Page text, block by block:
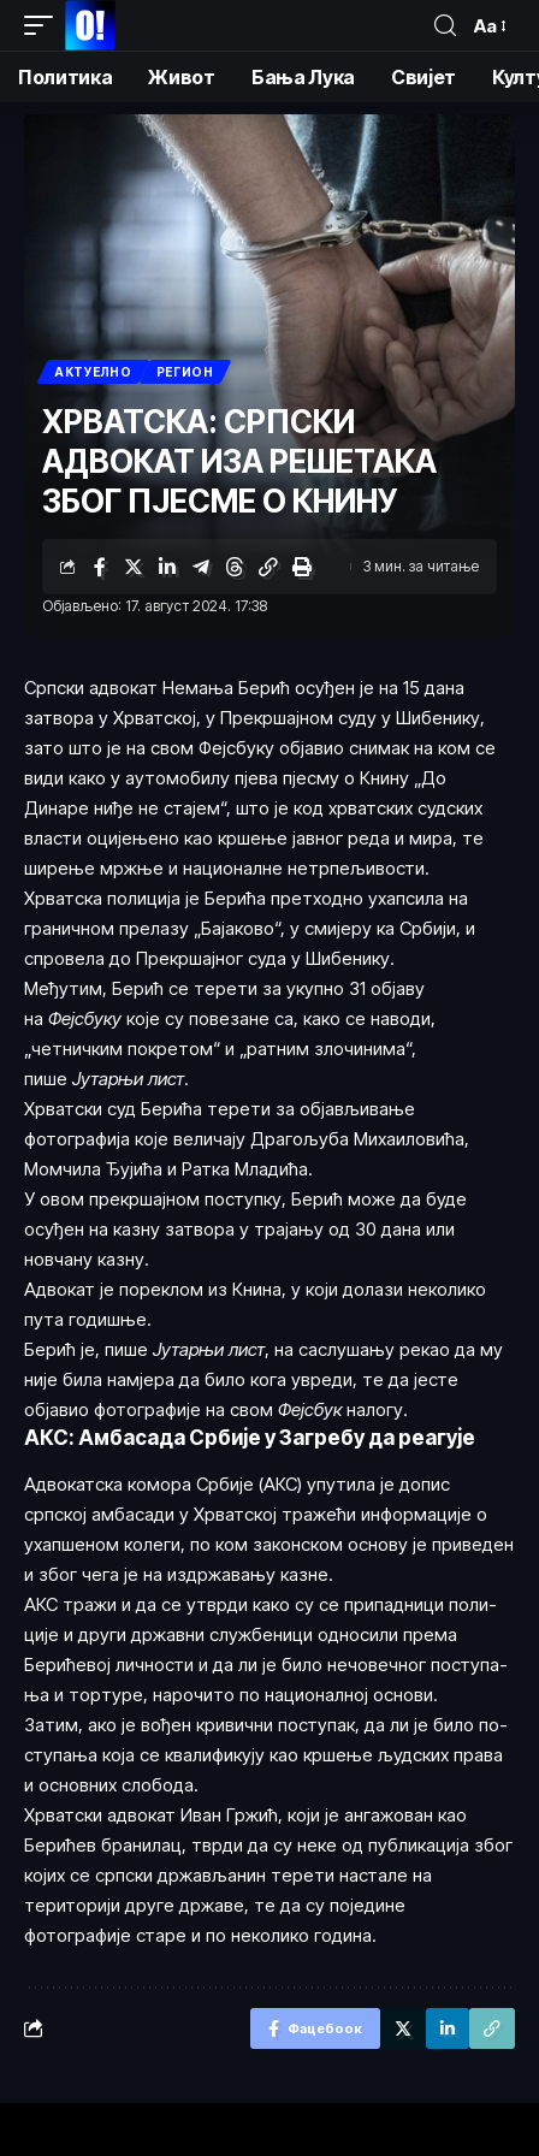
Аа
Политика Живот Бања Лука Свијет
АКТУЕЛНО РЕГИОН
ХРВАТСКА: СРПСКИ
АДВОКАТ ИЗА РЕШЕТАКА
ЗБОГ ПЈЕСМЕ О КНИНУ
Објављено: 17. август 2024. 17:38
3 мин. за читање
Српски адвокат Немања Берић осуђен је на 15 дана
затвора у Хрватској, у Прекршајном суду у Шибенику,
зато што је на свом Фејсбуку објавио снимак на ком се
види како у аутомобилу пјева пјесму о Книну „До
Динаре ниђе не стајем“, што је код хрватских судских
власти оцијењено као кршење јавног реда и мира, те
ширење мржње и националне нетрпељивости.
Хрватска полиција је Берића претходно ухапсила на
граничном прелазу „Бајаково“, у смијеру ка Србији, и
спровела до Прекршајног суда у Шибенику.
Међутим, Берић се терети за укупно 31 објаву
на Фејсбуку које су повезане са, како се наводи,
„четничким покретом“ и „ратним злочинима“,
пише Јутарњи лист.
Хрватски суд Берића терети за објављивање
фотографија које величају Драгољуба Михаиловића,
Момчила Ђујића и Ратка Младића.
У овом прекршајном поступку, Берић може да буде
осуђен на казну затвора у трајању од 30 дана или
новчану казну.
Адвокат је пореклом из Книна, у који долази неколико
пута годишње.
Берић је, пише Јутарњи лист, на саслушању рекао да му
није била намјера да било кога увреди, те да јесте
објавио фотографије на свом Фејсбукналогу.
АКС: Амбасада Србије у Загребу да реагује
Адво­кат­ска ко­мо­ра Ср­би­је (АКС) упу­ти­ла је до­пис
српској амбасади у Хрватској тра­же­ћи ин­фор­ма­ци­је о
ухап­ше­ном ко­ле­ги, по ком за­кон­ском основу је приведен
и због че­га је на из­др­жа­ва­њу ка­зне.
АКС тра­жи и да се утвр­ди ка­ко су се при­пад­ни­ци по­ли­
ци­је и дру­ги др­жав­ни слу­жбе­ни­ци од­но­си­ли пре­ма
Берићевој лич­но­сти и да ли је би­ло не­чо­веч­ног по­сту­па­
ња и тор­ту­ре, на­ро­чи­то по на­ци­о­нал­ној осно­ви.
За­тим, ако је во­ђен кри­вич­ни по­сту­пак, да ли је би­ло по­
сту­па­ња ко­ја се квали­фи­ку­ју као кр­ше­ње људ­ских пра­ва
и основ­них сло­бо­да.
Хрватски адвокат Иван Гржић, који је ангажован као
Берићев бранилац, тврди да су неке од публикација због
којих се српски држављанин терети настале на
територији друге државе, те да су поједине
фотографије старе и по неколико година.
Фацебоок